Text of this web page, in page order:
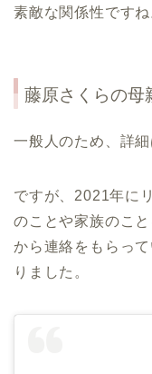
素敵な関係性ですね
藤原さくらの母
一般人のため、詳
ですが、2021年に
のことや家族のこ
から連絡をもらっ
りました。